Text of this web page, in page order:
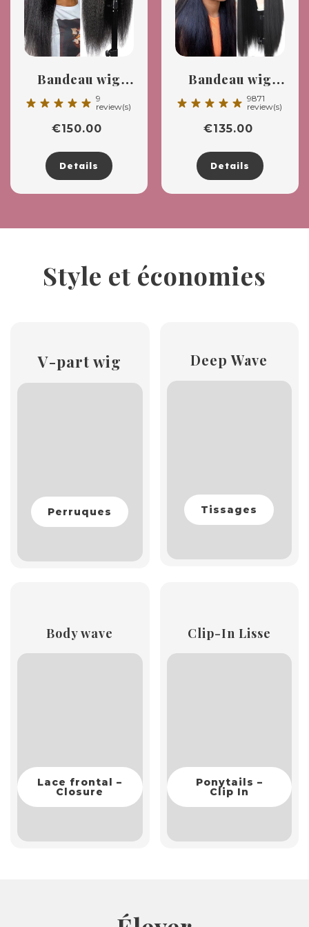
Bandeau wig
Kinky straight
star_rate star_rate star_rate star_rate star_rate 9
review(s)
€150.00
Details
Bandeau wig
lisse
star_rate star_rate star_rate star_rate star_rate 9871
review(s)
€135.00
Details
Style et économies
V-part wig
Perruques
Deep Wave
Tissages
Body wave
Lace frontal –
Closure
Clip-In Lisse
Ponytails –
Clip In